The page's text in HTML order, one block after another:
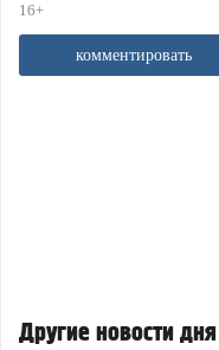
16+
комментировать
Другие новости дня